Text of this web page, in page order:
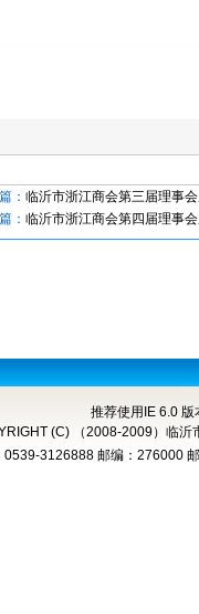
： 临沂市浙江商会第三届理事
： 临沂市浙江商会第四届理事
推荐使用IE 6.0
(C) （2008-2009）临
3126888 邮编：276000